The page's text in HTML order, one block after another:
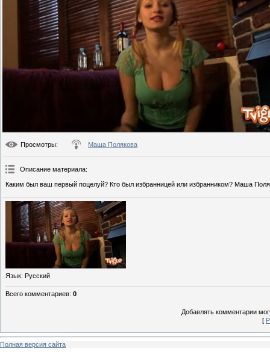
Просмотры: Маша Полякова
Описание материала:
Каким был ваш первый поцелуй? Кто был избранницей или избранником? Маша
Язык: Русский
Всего комментариев: 0
Добавлять комментарии
[
Полная версия сайта